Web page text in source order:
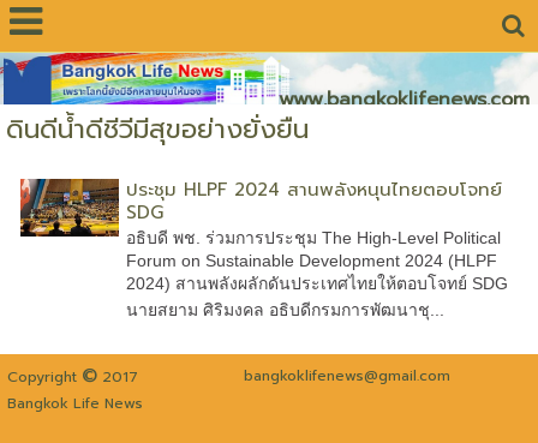
www.bangkoklifenews.com
ดินดีน้ำดีชีวีมีสุขอย่างยั่งยืน
ประชุม HLPF 2024 สานพลังหนุนไทยตอบโจทย์
SDG
อธิบดี พช. ร่วมการประชุม The High-Level Political
Forum on Sustainable Development 2024 (HLPF
2024) สานพลังผลักดันประเทศไทยให้ตอบโจทย์ SDG
นายสยาม ศิริมงคล อธิบดีกรมการพัฒนาชุ...
Copyright © 2017
bangkoklifenews@gmail.com
Bangkok Life News